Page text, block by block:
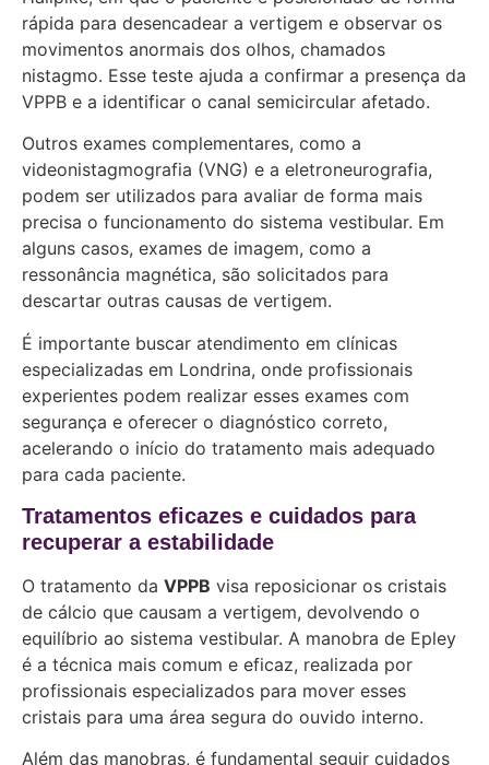
rápida para desencadear a vertigem e observar os
movimentos anormais dos olhos, chamados
nistagmo. Esse teste ajuda a confirmar a presença da
VPPB e a identificar o canal semicircular afetado.
Outros exames complementares, como a
videonistagmografia (VNG) e a eletroneurografia,
podem ser utilizados para avaliar de forma mais
precisa o funcionamento do sistema vestibular. Em
alguns casos, exames de imagem, como a
ressonância magnética, são solicitados para
descartar outras causas de vertigem.
É importante buscar atendimento em clínicas
especializadas em Londrina, onde profissionais
experientes podem realizar esses exames com
segurança e oferecer o diagnóstico correto,
acelerando o início do tratamento mais adequado
para cada paciente.
Tratamentos eficazes e cuidados para
recuperar a estabilidade
O tratamento da VPPB visa reposicionar os cristais
de cálcio que causam a vertigem, devolvendo o
equilíbrio ao sistema vestibular. A manobra de Epley
é a técnica mais comum e eficaz, realizada por
profissionais especializados para mover esses
cristais para uma área segura do ouvido interno.
Além das manobras, é fundamental seguir cuidados